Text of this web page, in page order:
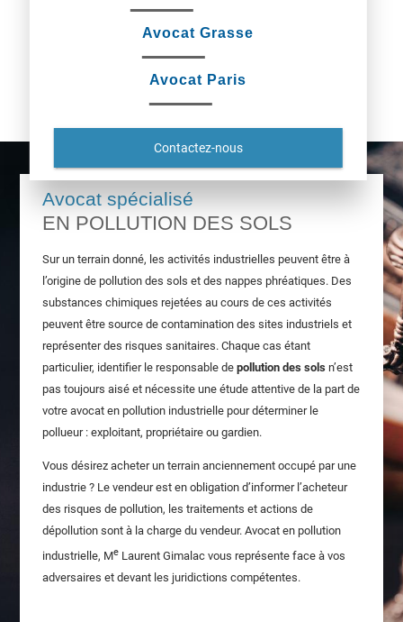
Avocat Grasse
Avocat Paris
Contactez-nous
Avocat spécialisé
EN POLLUTION DES SOLS
Sur un terrain donné, les activités industrielles peuvent être à
l’origine de pollution des sols et des nappes phréatiques. Des
substances chimiques rejetées au cours de ces activités
peuvent être source de contamination des sites industriels et
représenter des risques sanitaires. Chaque cas étant
particulier, identifier le responsable de pollution des solsn’est
pas toujours aisé et nécessite une étude attentive de la part de
votre avocat en pollution industrielle pour déterminer le
pollueur : exploitant, propriétaire ou gardien.
Vous désirez acheter un terrain anciennement occupé par une
industrie ? Le vendeur est en obligation d’informer l’acheteur
des risques de pollution, les traitements et actions de
dépollution sont à la charge du vendeur. Avocat en pollution
industrielle, MeLaurent Gimalac vous représente face à vos
adversaires et devant les juridictions compétentes.